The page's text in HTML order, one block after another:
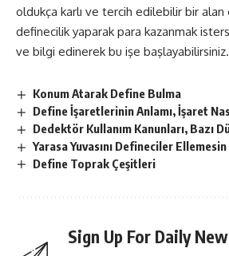
oldukça karlı ve tercih edilebilir bir alan
definecilik yaparak para kazanmak
ve bilgi edinerek bu işe başlayabilirsiniz.
Konum Atarak Define Bulma
Define İşaretlerinin Anlamı, İşaret
Dedektör Kullanım Kanunları, Bazı
Yarasa Yuvasını Defineciler Ellemesin
Define Toprak Çeşitleri
Sign Up For Daily